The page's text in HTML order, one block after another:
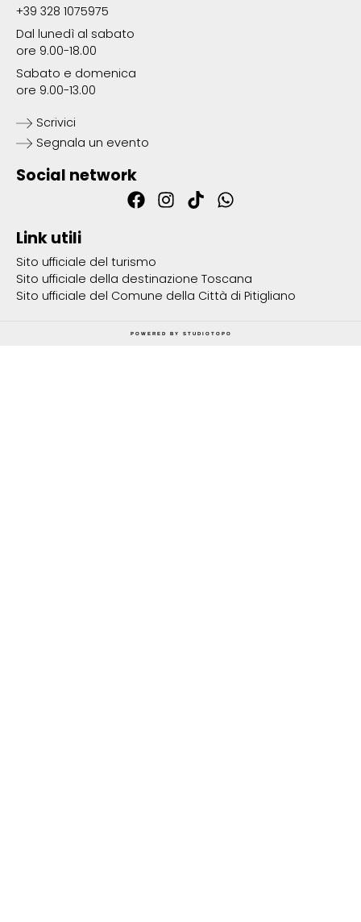
+39 328 1075975
Dal lunedì al sabato
ore 9.00-18.00
Sabato e domenica
ore 9.00-13.00
Scrivici
Segnala un evento
Social network
Link utili
Sito ufficiale del turismo
Sito ufficiale della destinazione Toscana
Sito ufficiale del Comune della Città di Pitigliano
POWERED BY STUDIOTOPO